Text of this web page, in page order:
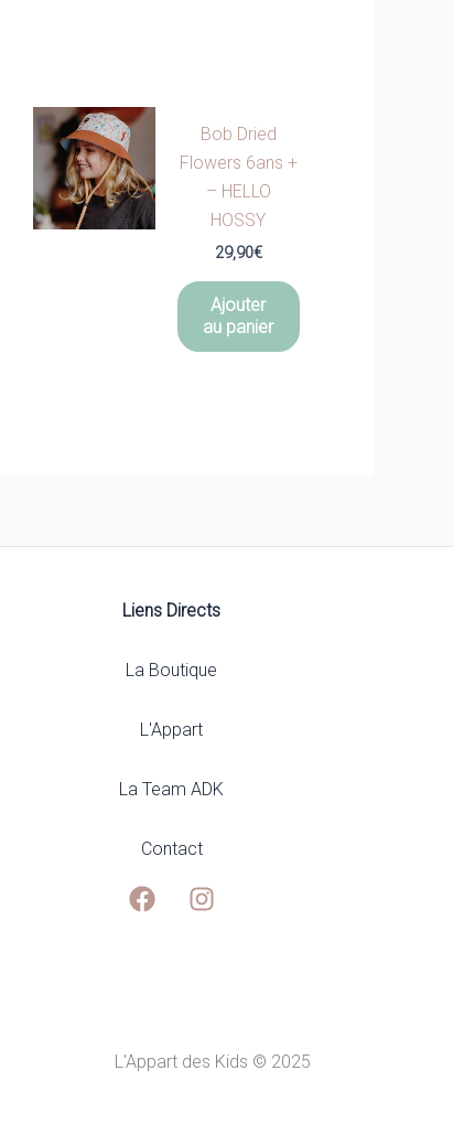
Bob Dried
Flowers 6ans +
– HELLO
HOSSY
29,90€
Ajouter
au panier
Liens Directs
La Boutique
L'Appart
La Team ADK
Contact
L'Appart des Kids © 2025